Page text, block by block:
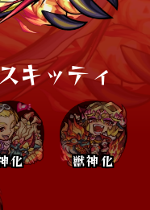
キッティ
化 獣神化